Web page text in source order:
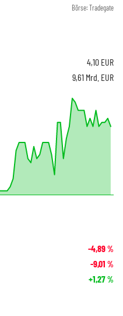
Börse: Tradegate
4,10 EUR
9,61 Mrd. EUR
-4,89%
-9,01 %
+1,27%